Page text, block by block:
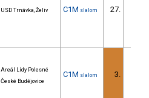
USD Trnávka, Želiv C1M slalom 27.
Areál Lídy Polesné
České Budějovice
C1M slalom 3.